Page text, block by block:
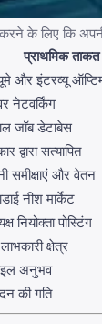
के लिए कि
प्राथमिक ताकत
और इंटरव्यू
नेटवर्किंग
जॉब डेटाबेस
द्वारा सत्यापित
समीक्षाएं और वेतन
नीश मार्केट
नियोक्ता पोस्टिंग
क्षेत्र
अनुभव
की गति